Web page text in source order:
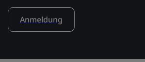
Anmeldung